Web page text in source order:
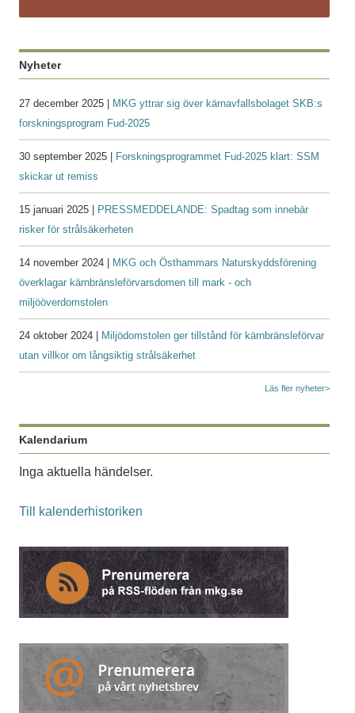
Nyheter
27 december 2025 |
MKG yttrar sig över kärnavfallsbolaget SKB:s
forskningsprogram Fud-2025
30 september 2025 |
Forskningsprogrammet Fud-2025 klart: SSM
skickar ut remiss
15 januari 2025 |
PRESSMEDDELANDE: Spadtag som innebär
risker för strålsäkerheten
14 november 2024 |
MKG och Östhammars Naturskyddsförening
överklagar kärnbränsleförvarsdomen till mark - och
miljööverdomstolen
24 oktober 2024 |
Miljödomstolen ger tillstånd för kärnbränsleförvar
utan villkor om långsiktig strålsäkerhet
Läs fler nyheter>
Kalendarium
Inga aktuella händelser.
Till kalenderhistoriken